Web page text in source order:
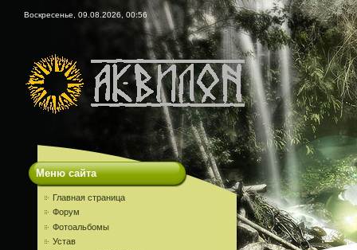
Воскресенье, 09.08.2026, 00:56
Меню сайта
Главная страница
Форум
Фотоальбомы
Устав